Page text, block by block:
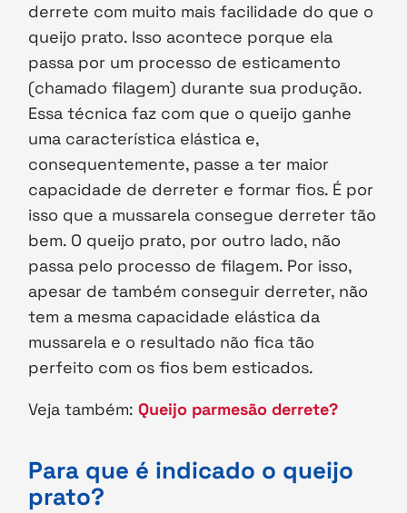
derrete com muito mais facilidade do que o
queijo prato. Isso acontece porque ela
passa por um processo de esticamento
(chamado filagem) durante sua produção.
Essa técnica faz com que o queijo ganhe
uma característica elástica e,
consequentemente, passe a ter maior
capacidade de derreter e formar fios. É por
isso que a mussarela consegue derreter tão
bem. O queijo prato, por outro lado, não
passa pelo processo de filagem. Por isso,
apesar de também conseguir derreter, não
tem a mesma capacidade elástica da
mussarela e o resultado não fica tão
perfeito com os fios bem esticados.
Veja também: Queijo parmesão derrete?
Para que é indicado o queijo
prato?